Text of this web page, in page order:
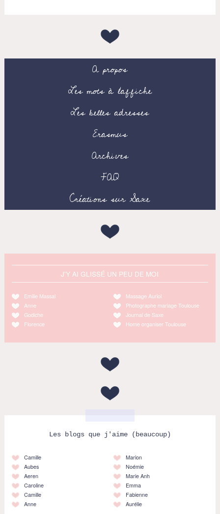
A propos
Les mots à l’affiche
Les belles adresses
Erasmus
Archives
FAQ
Créations sur Saxe
J'Y AI GLISSÉ UN PEU DE MOI
Emilie Massal
Anne
Godiche
Florence
Massage Auriol
Photographe mariage Toulouse
Journal de Saxe
Home organiser Toulouse
Les blogs que j'aime (beaucoup)
Camille
Aubes
Aeren
Caroline
Camille
Anne
Marion
Noémie
Marie Anh
Emma
Fabienne
Aurélie